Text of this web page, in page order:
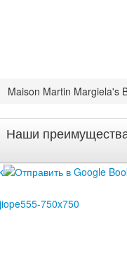
Maison Martin Margiela's
Наши